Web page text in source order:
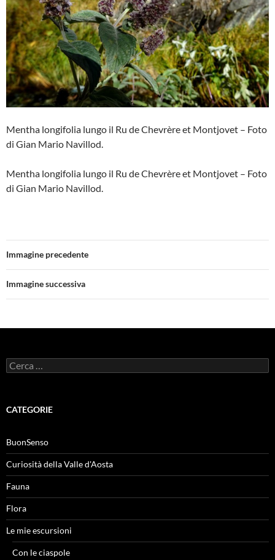
Mentha longifolia lungo il Ru de Chevrère et Montjovet – Foto
di Gian Mario Navillod.
Mentha longifolia lungo il Ru de Chevrère et Montjovet – Foto
di Gian Mario Navillod.
Immagine precedente
Immagine successiva
Ricerca
per:
CATEGORIE
BuonSenso
Curiosità della Valle d'Aosta
Fauna
Flora
Le mie escursioni
Con le ciaspole